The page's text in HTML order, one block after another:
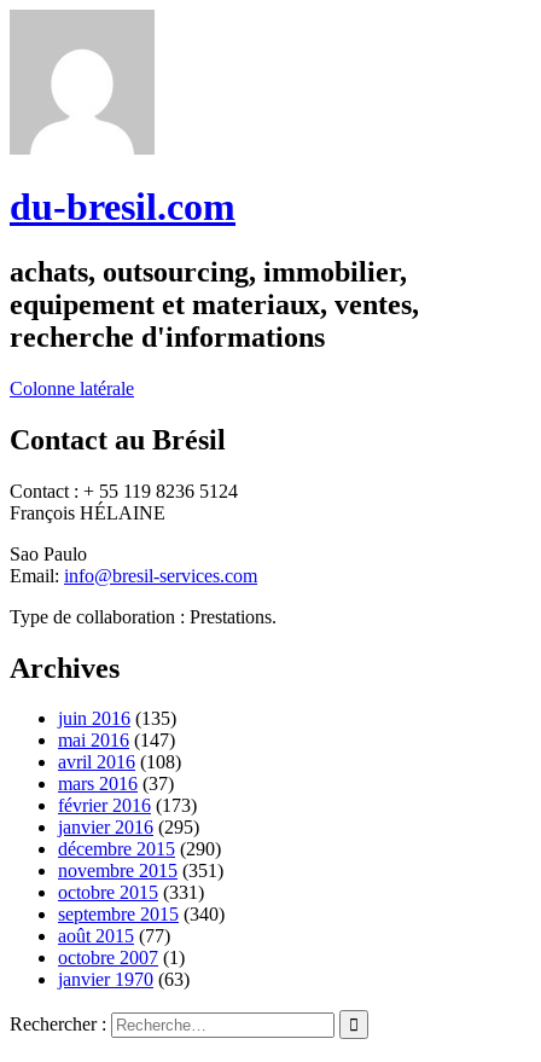
du-bresil.com
achats, outsourcing, immobilier,
equipement et materiaux, ventes,
recherche d'informations
Colonne latérale
Contact au Brésil
Contact : + 55 119 8236 5124
François HÉLAINE
Sao Paulo
Email: info@bresil-services.com
Type de collaboration : Prestations.
Archives
juin 2016 (135)
mai 2016 (147)
avril 2016 (108)
mars 2016 (37)
février 2016 (173)
janvier 2016 (295)
décembre 2015 (290)
novembre 2015 (351)
octobre 2015 (331)
septembre 2015 (340)
août 2015 (77)
octobre 2007 (1)
janvier 1970 (63)
Rechercher :